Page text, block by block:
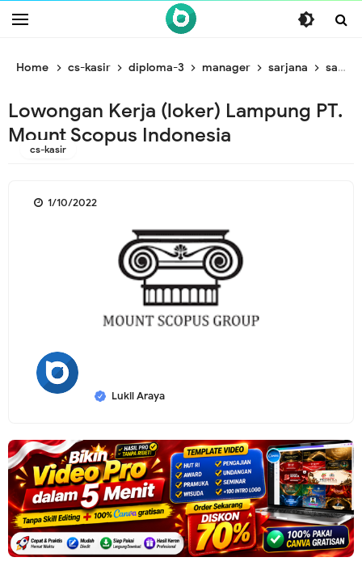
/* ganti br end */
Home cs-kasir diploma-3 manager sarjana satpam
Lowongan Kerja (loker) Lampung PT.
Mount Scopus Indonesia
cs-kasir
Lukil Araya
1/10/2022